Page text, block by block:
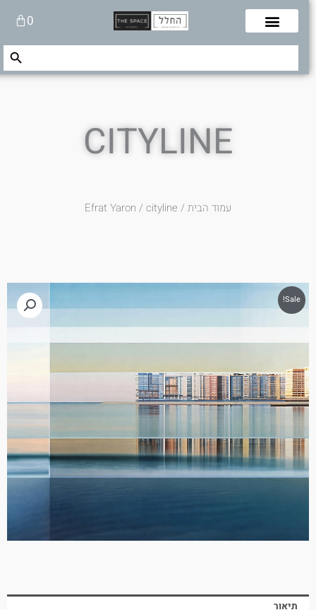
0עגלת
קניות
Search
Search Button
CITYLINE
עמוד הבית/
Efrat Yaron/ cityline
Sale!
תיאור